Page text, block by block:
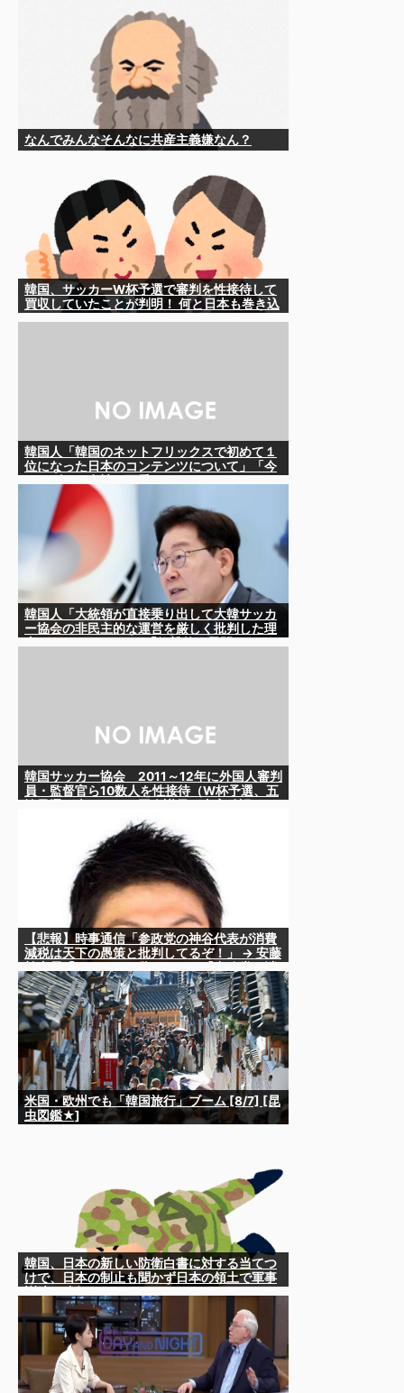
なんでみんなそんなに共産主義嫌なん？
韓国、サッカーW杯予選で審判を性接待して
買収していたことが判明！ 何と日本も巻き込
韓国人「韓国のネットフリックスで初めて１
位になった日本のコンテンツについて」「今
韓国人「大統領が直接乗り出して大韓サッカ
ー協会の非民主的な運営を厳しく批判した理
韓国サッカー協会 2011～12年に外国人審判
員・監督官ら10数人を性接待（W杯予選、五
【悲報】時事通信「参政党の神谷代表が消費
減税は天下の愚策と批判してるぞ！」 → 安藤
費税廃止派、減税派』」ｗｗｗｗｗｗｗｗ
米国・欧州でも「韓国旅行」ブーム [8/7] [昆
虫図鑑★]
韓国、日本の新しい防衛白書に対する当てつ
けで、日本の制止も聞かず日本の領土で軍事